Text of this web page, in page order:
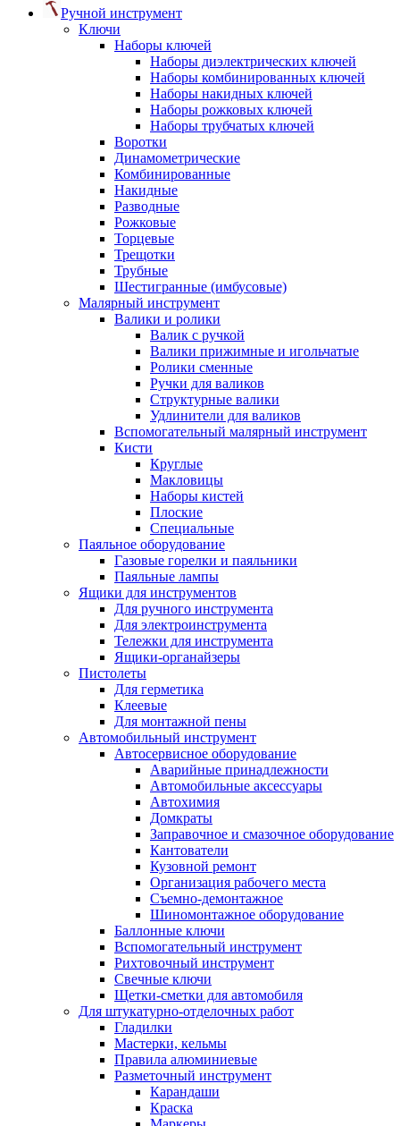
Ручной инструмент
Ключи
Наборы ключей
Наборы диэлектрических ключей
Наборы комбинированных ключей
Наборы накидных ключей
Наборы рожковых ключей
Наборы трубчатых ключей
Воротки
Динамометрические
Комбинированные
Накидные
Разводные
Рожковые
Торцевые
Трещотки
Трубные
Шестигранные (имбусовые)
Малярный инструмент
Валики и ролики
Валик с ручкой
Валики прижимные и игольчатые
Ролики сменные
Ручки для валиков
Структурные валики
Удлинители для валиков
Вспомогательный малярный инструмент
Кисти
Круглые
Макловицы
Наборы кистей
Плоские
Специальные
Паяльное оборудование
Газовые горелки и паяльники
Паяльные лампы
Ящики для инструментов
Для ручного инструмента
Для электроинструмента
Тележки для инструмента
Ящики-органайзеры
Пистолеты
Для герметика
Клеевые
Для монтажной пены
Автомобильный инструмент
Автосервисное оборудование
Аварийные принадлежности
Автомобильные аксессуары
Автохимия
Домкраты
Заправочное и смазочное оборудование
Кантователи
Кузовной ремонт
Организация рабочего места
Съемно-демонтажное
Шиномонтажное оборудование
Баллонные ключи
Вспомогательный инструмент
Рихтовочный инструмент
Свечные ключи
Щетки-сметки для автомобиля
Для штукатурно-отделочных работ
Гладилки
Мастерки, кельмы
Правила алюминиевые
Разметочный инструмент
Карандаши
Краска